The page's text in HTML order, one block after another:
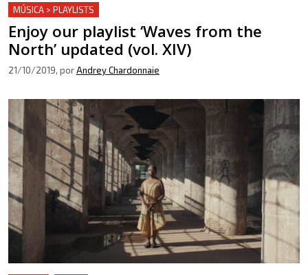
MÚSICA > PLAYLISTS
Enjoy our playlist ‘Waves from the
North’ updated (vol. XIV)
21/10/2019, porAndrey Chardonnaie